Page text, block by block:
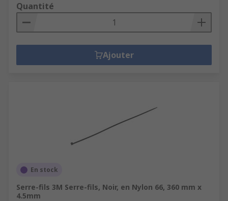
Quantité
Ajouter
En stock
Serre-fils 3M Serre-fils, Noir, en Nylon 66, 360 mm x
4.5mm